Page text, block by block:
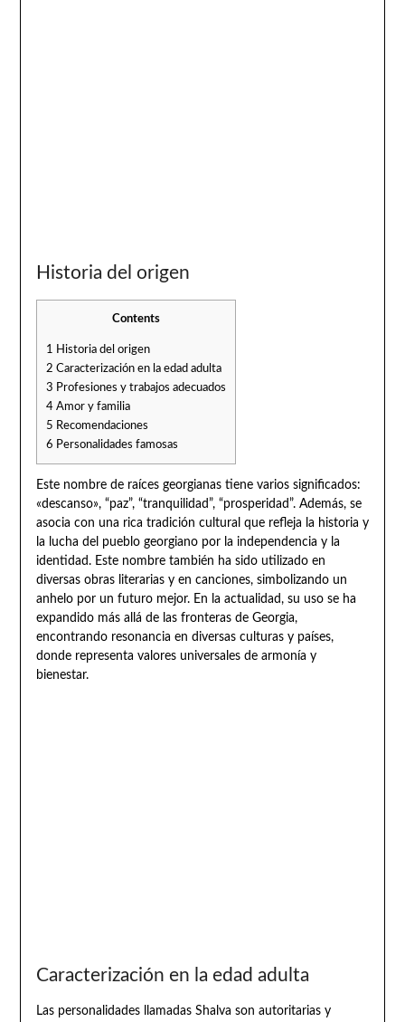
Historia del origen
Contents
1 Historia del origen
2 Caracterización en la edad adulta
3 Profesiones y trabajos adecuados
4Amor y familia
5 Recomendaciones
6 Personalidades famosas
Este nombre de raíces georgianas tiene varios significados:
«descanso», “paz”, “tranquilidad”, “prosperidad”. Además, se
asocia con una rica tradición cultural que refleja la historia y
la lucha del pueblo georgiano por la independencia y la
identidad. Este nombre también ha sido utilizado en
diversas obras literarias y en canciones, simbolizando un
anhelo por un futuro mejor. En la actualidad, su uso se ha
expandido más allá de las fronteras de Georgia,
encontrando resonancia en diversas culturas y países,
donde representa valores universales de armonía y
bienestar.
Caracterización en la edad adulta
Las personalidades llamadas Shalva son autoritarias y